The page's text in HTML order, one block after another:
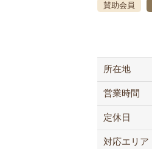
賛助会員
所在地
営業時間
定休日
対応エリア